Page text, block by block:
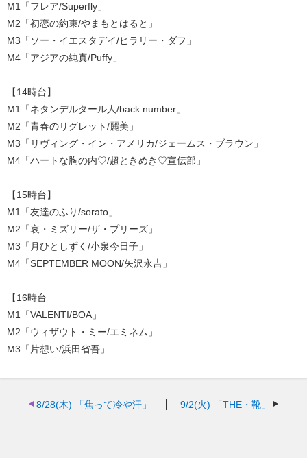
M1「フレア/Superfly」
M2「初恋の約束/やまもとはると」
M3「ソー・イエスタデイ/ヒラリー・ダフ」
M4「アジアの純真/Puffy」
【14時台】
M1「ネタンデルタール人/back number」
M2「青春のリグレット/麗美」
M3「リヴィング・イン・アメリカ/ジェームス・ブラウン」
M4「ハートな胸の内♡/超ときめき♡宣伝部」
【15時台】
M1「友達のふり/sorato」
M2「哀・ミズリー/ザ・プリーズ」
M3「月ひとしずく/小泉今日子」
M4「SEPTEMBER MOON/矢沢永吉」
【16時台
M1「VALENTI/BOA」
M2「ウィザウト・ミー/エミネム」
M3「片想い/浜田省吾」
8/28(木) 「焦って冷や汗」 9/2(火) 「THE・靴」